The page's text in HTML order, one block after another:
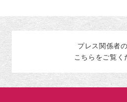
プレス関係者の
こちらをご覧く